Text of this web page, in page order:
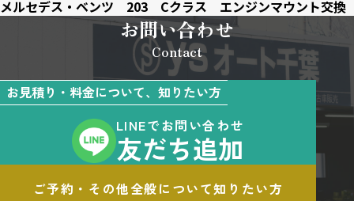
メルセデス・ベンツ 203 Cクラス エンジンマウント交換
お問い合わせ
Contact
お見積り・料金について、知りたい方
LINEでお問い合わせ
友だち追加
ご予約・その他全般について知りたい方